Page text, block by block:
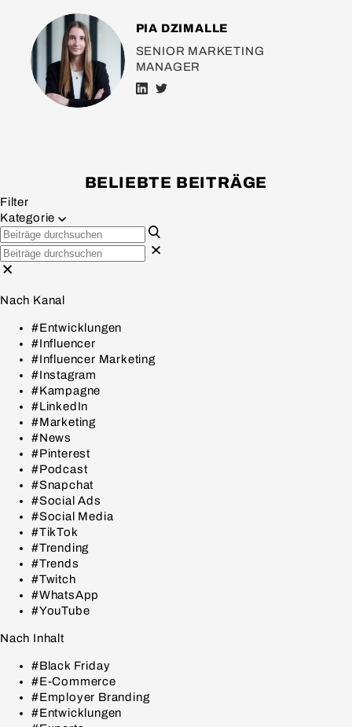
PIA DZIMALLE
SENIOR MARKETING
MANAGER
BELIEBTE BEITRÄGE
Filter
Kategorie
Nach Kanal
#Entwicklungen
#Influencer
#Influencer Marketing
#Instagram
#Kampagne
#LinkedIn
#Marketing
#News
#Pinterest
#Podcast
#Snapchat
#Social Ads
#Social Media
#TikTok
#Trending
#Trends
#Twitch
#WhatsApp
#YouTube
Nach Inhalt
#Black Friday
#E-Commerce
#Employer Branding
#Entwicklungen